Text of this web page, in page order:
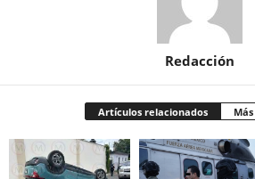
Redacción
Artículos relacionados